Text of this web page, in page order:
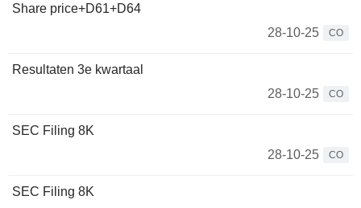
Share price+D61+D64
28-10-25
CO
Resultaten 3e kwartaal
28-10-25
CO
SEC Filing 8K
28-10-25
CO
SEC Filing 8K